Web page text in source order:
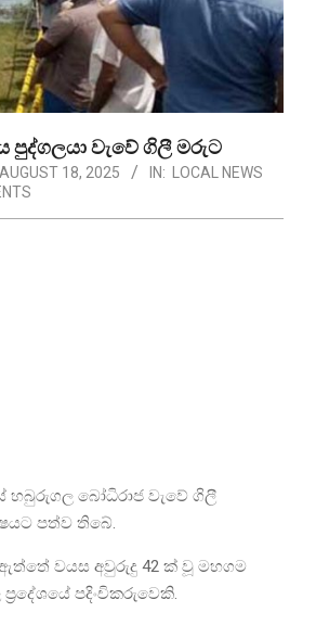
පුද්ගලයා වැවේ ගිලී මරුට
AUGUST 18, 2025 IN:
LOCAL NEWS
හබුරුගල බෝධිරාජ වැවේ ගිලී
පත්ව තිබේ.
වයස අවුරුදු 42 ක් වූ මහගම
පදිංචිකරුවෙකි.